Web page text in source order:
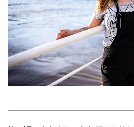
グルメ
トラベル
カルチャー/エンタメ